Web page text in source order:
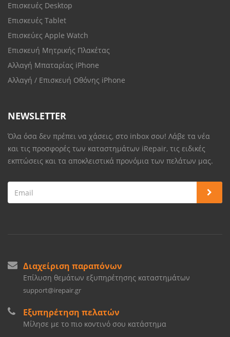
Επισκευές Desktop
Επισκευές Tablet
Επισκεύες Apple Watch
Επισκευή Μητρικής Πλακέτας
Αλλαγή Μπαταρίας iPhone
Αλλαγή / Επισκευή Οθόνης iPhone
NEWSLETTER
Όλα όσα δεν πρέπει να χάσεις, στο inbox σου! Λάβε τα νέα
και τις προσφορές των καταστημάτων iRepair, τις ειδικές
εκπτώσεις και τα αποκλειστικά προνόμια των πελάτων μας.
Διαχείριση παραπόνων
Επίλυση θεμάτων εξυπηρέτησης καταστημάτων
support@irepair.gr
Εξυπηρέτηση πελατών
Μίλησε με το πιο κοντινό σου κατάστημα